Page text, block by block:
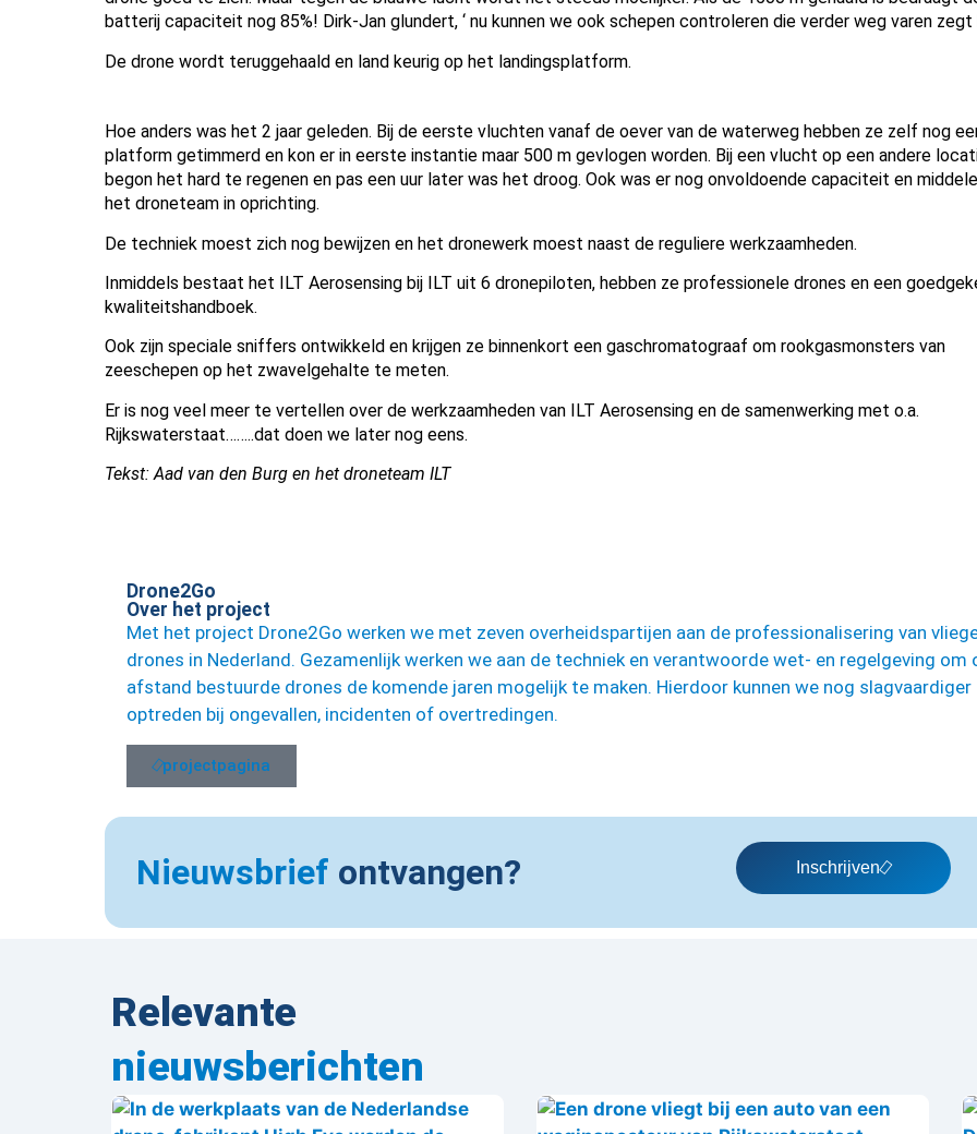
batterij capaciteit nog 85%! Dirk-Jan glundert, ‘ nu kunnen we ook schepen controleren die verder weg varen zegt
De drone wordt teruggehaald en land keurig op het landingsplatform.
Hoe anders was het 2 jaar geleden. Bij de eerste vluchten vanaf de oever van de waterweg hebben ze zelf nog
platform getimmerd en kon er in eerste instantie maar 500 m gevlogen worden. Bij een vlucht op een andere
begon het hard te regenen en pas een uur later was het droog. Ook was er nog onvoldoende capaciteit en
het droneteam in oprichting.
De techniek moest zich nog bewijzen en het dronewerk moest naast de reguliere werkzaamheden.
Inmiddels bestaat het ILT Aerosensing bij ILT uit 6 dronepiloten, hebben ze professionele drones en een
kwaliteitshandboek.
Ook zijn speciale sniffers ontwikkeld en krijgen ze binnenkort een gaschromatograaf om rookgasmonsters van
zeeschepen op het zwavelgehalte te meten.
Er is nog veel meer te vertellen over de werkzaamheden van ILT Aerosensing en de samenwerking met o.a.
Rijkswaterstaat……..dat doen we later nog eens.
Tekst: Aad van den Burg en het droneteam ILT
Drone2Go
Over het project
Met het project Drone2Go werken we met zeven overheidspartijen aan de professionalisering van
drones in Nederland. Gezamenlijk werken we aan de techniek en verantwoorde wet- en regelgeving om
afstand bestuurde drones de komende jaren mogelijk te maken. Hierdoor kunnen we nog slagvaardiger
optreden bij ongevallen, incidenten of overtredingen.
projectpagina
Nieuwsbrief ontvangen? Inschrijven
Relevante
nieuwsberichten